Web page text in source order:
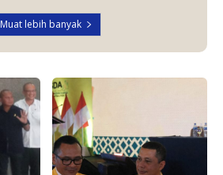
Muat lebih banyak